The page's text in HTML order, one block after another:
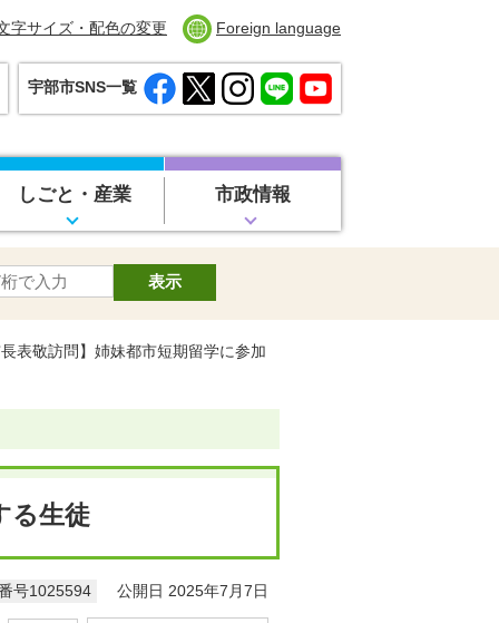
字サイズ・配色の変更 Foreign language
宇部市SNS一覧
しごと・産業 市政情報
表敬訪問】姉妹都市短期留学に参加
る生徒
号1025594 公開日 2025年7月7日